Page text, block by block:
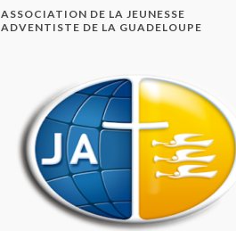
ASSOCIATION DE LA JEUNESSE
ADVENTISTE DE LA GUADELOUPE